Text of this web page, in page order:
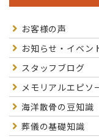
お客様の声
お知らせ・イベン
スタッフブログ
メモリアルエピソ
海洋散骨の豆知識
葬儀の基礎知識